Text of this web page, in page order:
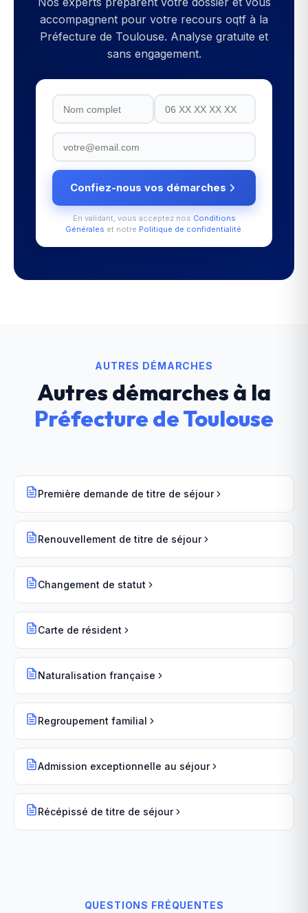
accompagnent pour votre recours oqtf à la
Préfecture de Toulouse. Analyse gratuite et
sans engagement.
Confiez-nous vos démarches
En validant, vous acceptez nos Conditions
Générales et notre Politique de confidentialité.
AUTRES DÉMARCHES
Autres démarches à la
Préfecture deToulouse
Première demande de titre de séjour
Renouvellement de titre de séjour
Changement de statut
Carte de résident
Naturalisation française
Regroupement familial
Admission exceptionnelle au séjour
Récépissé de titre de séjour
QUESTIONS FRÉQUENTES